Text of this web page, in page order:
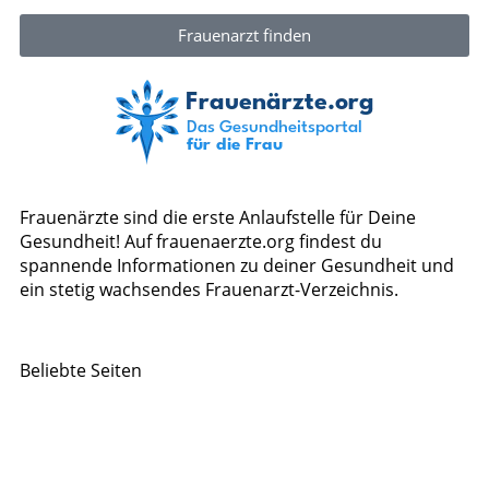
Frauenarzt finden
Frauenärzte sind die erste Anlaufstelle für Deine
Gesundheit! Auf frauenaerzte.org findest du
spannende Informationen zu deiner Gesundheit und
ein stetig wachsendes Frauenarzt-Verzeichnis.
Beliebte Seiten